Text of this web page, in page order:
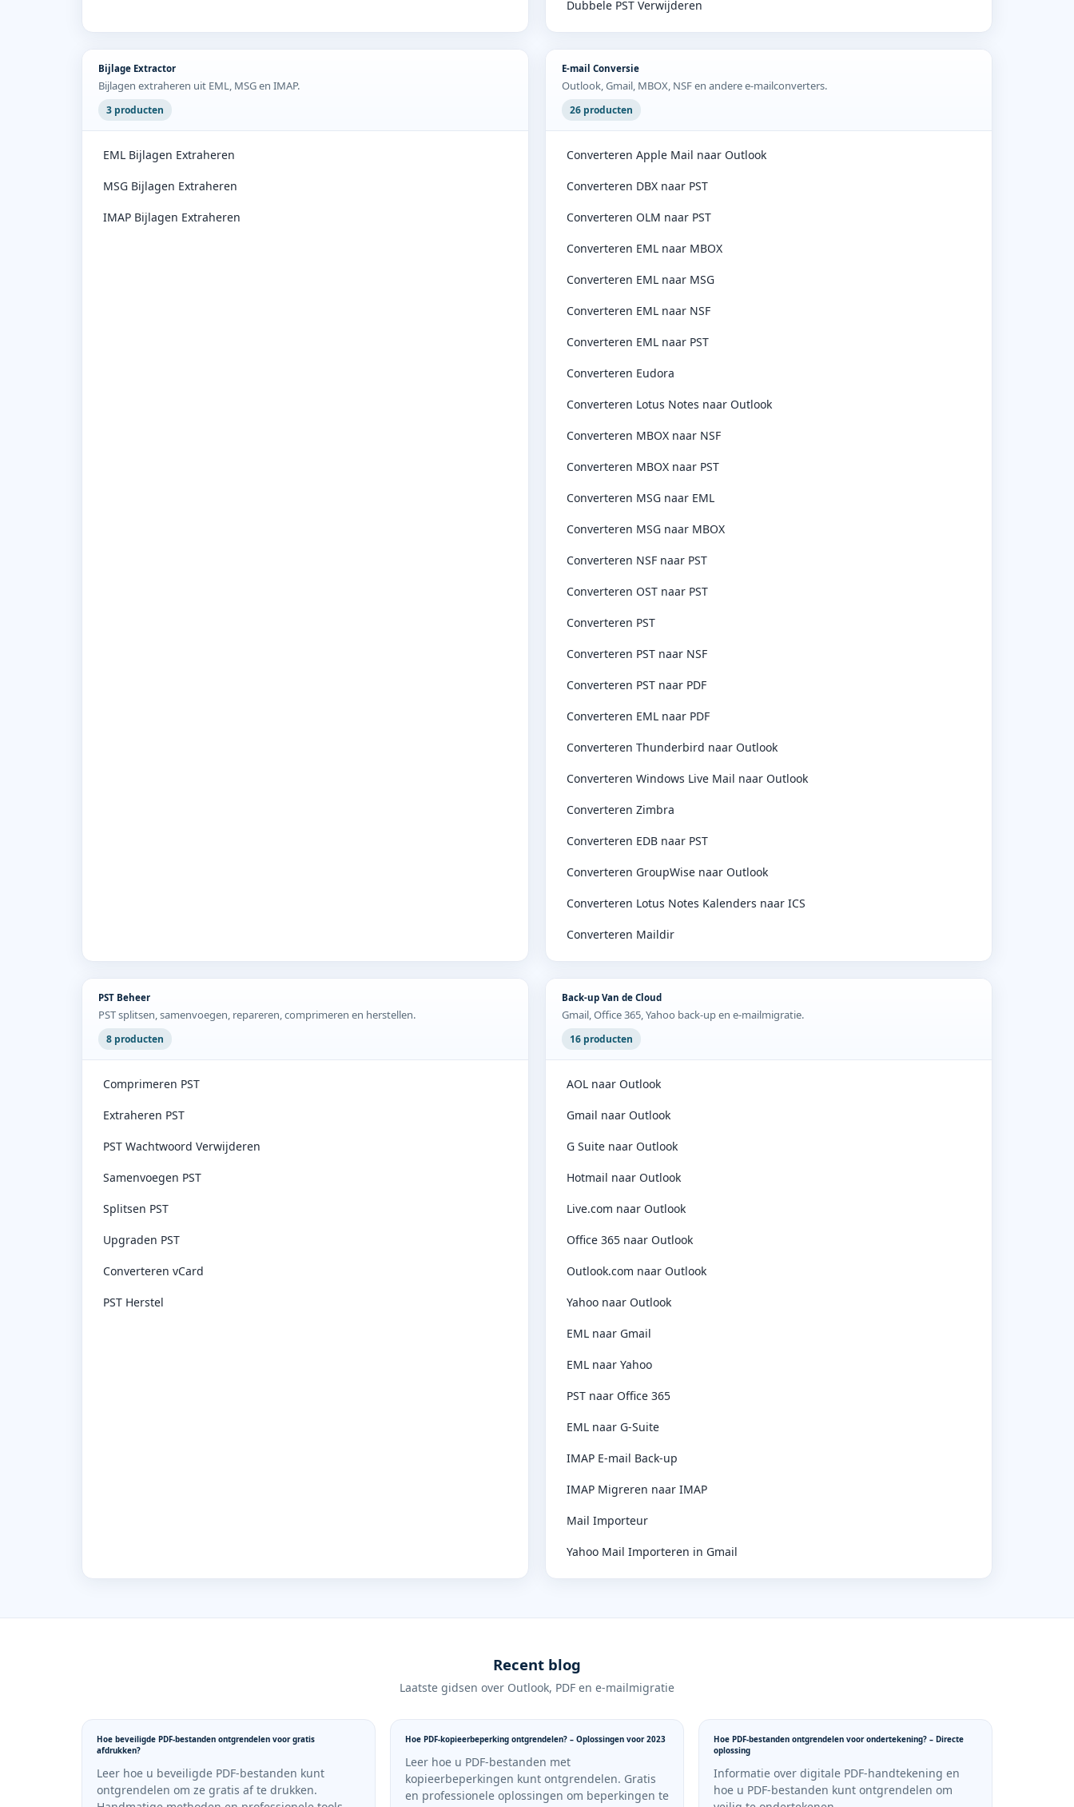
Dubbele PST Verwijderen
Bijlage Extractor
Bijlagen extraheren uit EML, MSG en IMAP.
3 producten
EML Bijlagen Extraheren
MSG Bijlagen Extraheren
IMAP Bijlagen Extraheren
E-mail Conversie
Outlook, Gmail, MBOX, NSF en andere e-mailconverters.
26 producten
Converteren Apple Mail naar Outlook
Converteren DBX naar PST
Converteren OLM naar PST
Converteren EML naar MBOX
Converteren EML naar MSG
Converteren EML naar NSF
Converteren EML naar PST
Converteren Eudora
Converteren Lotus Notes naar Outlook
Converteren MBOX naar NSF
Converteren MBOX naar PST
Converteren MSG naar EML
Converteren MSG naar MBOX
Converteren NSF naar PST
Converteren OST naar PST
Converteren PST
Converteren PST naar NSF
Converteren PST naar PDF
Converteren EML naar PDF
Converteren Thunderbird naar Outlook
Converteren Windows Live Mail naar Outlook
Converteren Zimbra
Converteren EDB naar PST
Converteren GroupWise naar Outlook
Converteren Lotus Notes Kalenders naar ICS
Converteren Maildir
PST Beheer
PST splitsen, samenvoegen, repareren, comprimeren en herstellen.
8 producten
Comprimeren PST
Extraheren PST
PST Wachtwoord Verwijderen
Samenvoegen PST
Splitsen PST
Upgraden PST
Converteren vCard
PST Herstel
Back-up Van de Cloud
Gmail, Office 365, Yahoo back-up en e-mailmigratie.
16 producten
AOL naar Outlook
Gmail naar Outlook
G Suite naar Outlook
Hotmail naar Outlook
Live.com naar Outlook
Office 365 naar Outlook
Outlook.com naar Outlook
Yahoo naar Outlook
EML naar Gmail
EML naar Yahoo
PST naar Office 365
EML naar G-Suite
IMAP E-mail Back-up
IMAP Migreren naar IMAP
Mail Importeur
Yahoo Mail Importeren in Gmail
Recent blog
Laatste gidsen over Outlook, PDF en e-mailmigratie
Hoe beveiligde PDF-bestanden ontgrendelen voor gratis
afdrukken?
Leer hoe u beveiligde PDF-bestanden kunt
ontgrendelen om ze gratis af te drukken.
Hoe PDF-kopieerbeperking ontgrendelen? – Oplossingen voor 2023
Leer hoe u PDF-bestanden met
kopieerbeperkingen kunt ontgrendelen. Gratis
en professionele oplossingen om beperkingen te
Hoe PDF-bestanden ontgrendelen voor ondertekening? – Directe
oplossing
Informatie over digitale PDF-handtekening en
hoe u PDF-bestanden kunt ontgrendelen om